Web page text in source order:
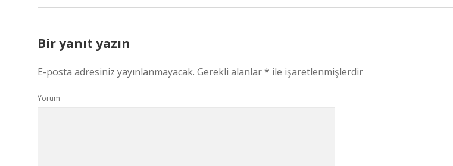
Bir yanıt yazın
E-posta adresiniz yayınlanmayacak. Gerekli alanlar* ile işaretlenmişlerdir
Yorum